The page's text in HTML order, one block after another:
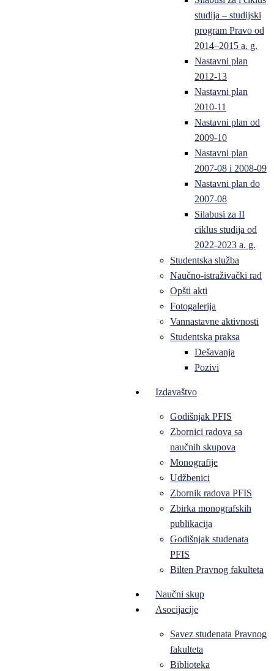
studija – studijski
program Pravo od
2014–2015 a. g.
Nastavni plan
2012-13
Nastavni plan
2010-11
Nastavni plan od
2009-10
Nastavni plan
2007-08 i 2008-09
Nastavni plan do
2007-08
Silabusi za II
ciklus studija od
2022-2023 a. g.
Studentska služba
Naučno-istraživački rad
Opšti akti
Fotogalerija
Vannastavne aktivnosti
Studentska praksa
Dešavanja
Pozivi
Izdavaštvo
Godišnjak PFIS
Zbornici radova sa
naučnih skupova
Monografije
Udžbenici
Zbornik radova PFIS
Zbirka monografskih
publikacija
Godišnjak studenata
PFIS
Bilten Pravnog fakulteta
Naučni skup
Asocijacije
Savez studenata Pravnog
fakulteta
Biblioteka